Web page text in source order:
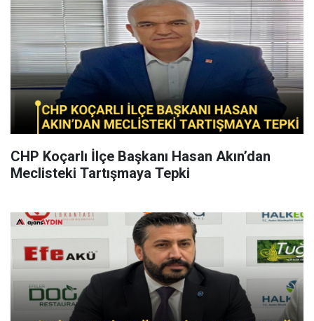
CHP Koçarlı İlçe Başkanı Hasan Akın’dan
Meclisteki Tartışmaya Tepki